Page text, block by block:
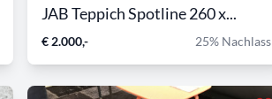
JAB Teppich Spotline 260 x...
€ 2.000,- 25% Nachlass